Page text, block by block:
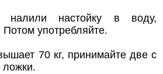
налили настойку в воду,
употребляйте.
70 кг, принимайте две с
ложки.